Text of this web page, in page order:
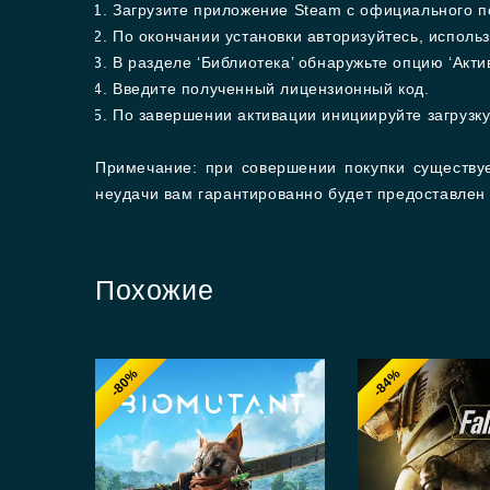
Загрузите приложение Steam с официального
По окончании установки авторизуйтесь,
В разделе ‘Библиотека’ обнаружьте опцию
Введите полученный лицензионный код.
По завершении активации инициируйте
Примечание: при совершении покупки
неудачи вам гарантированно будет
Похожие
-80% -84%